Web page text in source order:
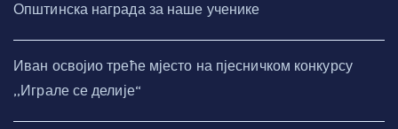
Општинска награда за наше ученике
Иван освојио треће мјесто на пјесничком конкурсу
,,Играле се делије“